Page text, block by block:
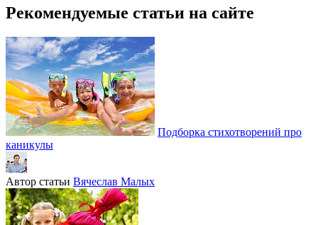
Рекомендуемые статьи на сайте
Подборка стихотворений про
каникулы
Автор статьи Вячеслав Малых